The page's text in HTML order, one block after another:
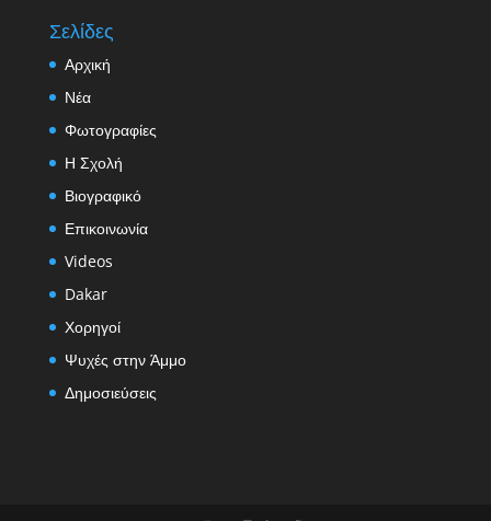
Σελίδες
Αρχική
Νέα
Φωτογραφίες
Η Σχολή
Βιογραφικό
Επικοινωνία
Videos
Dakar
Χορηγοί
Ψυχές στην Άμμο
Δημοσιεύσεις